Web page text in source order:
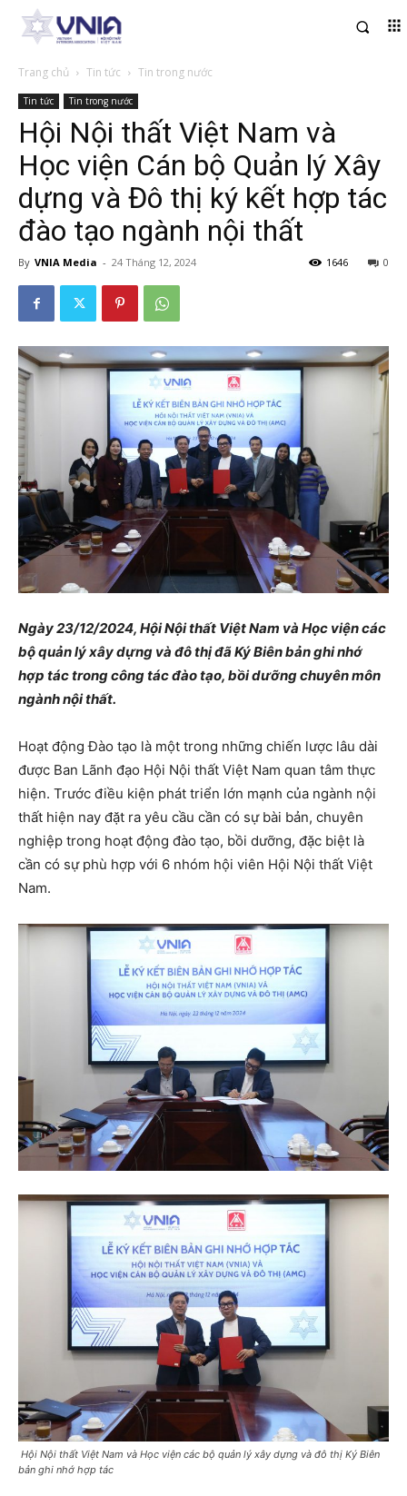
Trang chủ Tin tức Tin trong nước
Tin tức Tin trong nước
Hội Nội thất Việt Nam và
Học viện Cán bộ Quản lý Xây
dựng và Đô thị ký kết hợp tác
đào tạo ngành nội thất
By VNIA Media - 24 Tháng 12, 2024 0
1646
Ngày 23/12/2024, Hội Nội thất Việt Nam và Học viện các
bộ quản lý xây dựng và đô thị đã Ký Biên bản ghi nhớ
hợp tác trong công tác đào tạo, bồi dưỡng chuyên môn
ngành nội thất.
Hoạt động Đào tạo là một trong những chiến lược lâu dài
được Ban Lãnh đạo Hội Nội thất Việt Nam quan tâm thực
hiện. Trước điều kiện phát triển lớn mạnh của ngành nội
thất hiện nay đặt ra yêu cầu cần có sự bài bản, chuyên
nghiệp trong hoạt động đào tạo, bồi dưỡng, đặc biệt là
cần có sự phù hợp với 6 nhóm hội viên Hội Nội thất Việt
Nam.
Hội Nội thất Việt Nam và Học viện các bộ quản lý xây dựng và đô thị Ký Biên
bản ghi nhớ hợp tác